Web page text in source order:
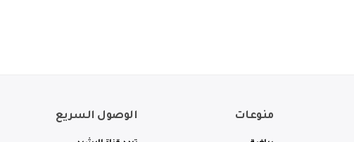
منوعات الوصول السريع